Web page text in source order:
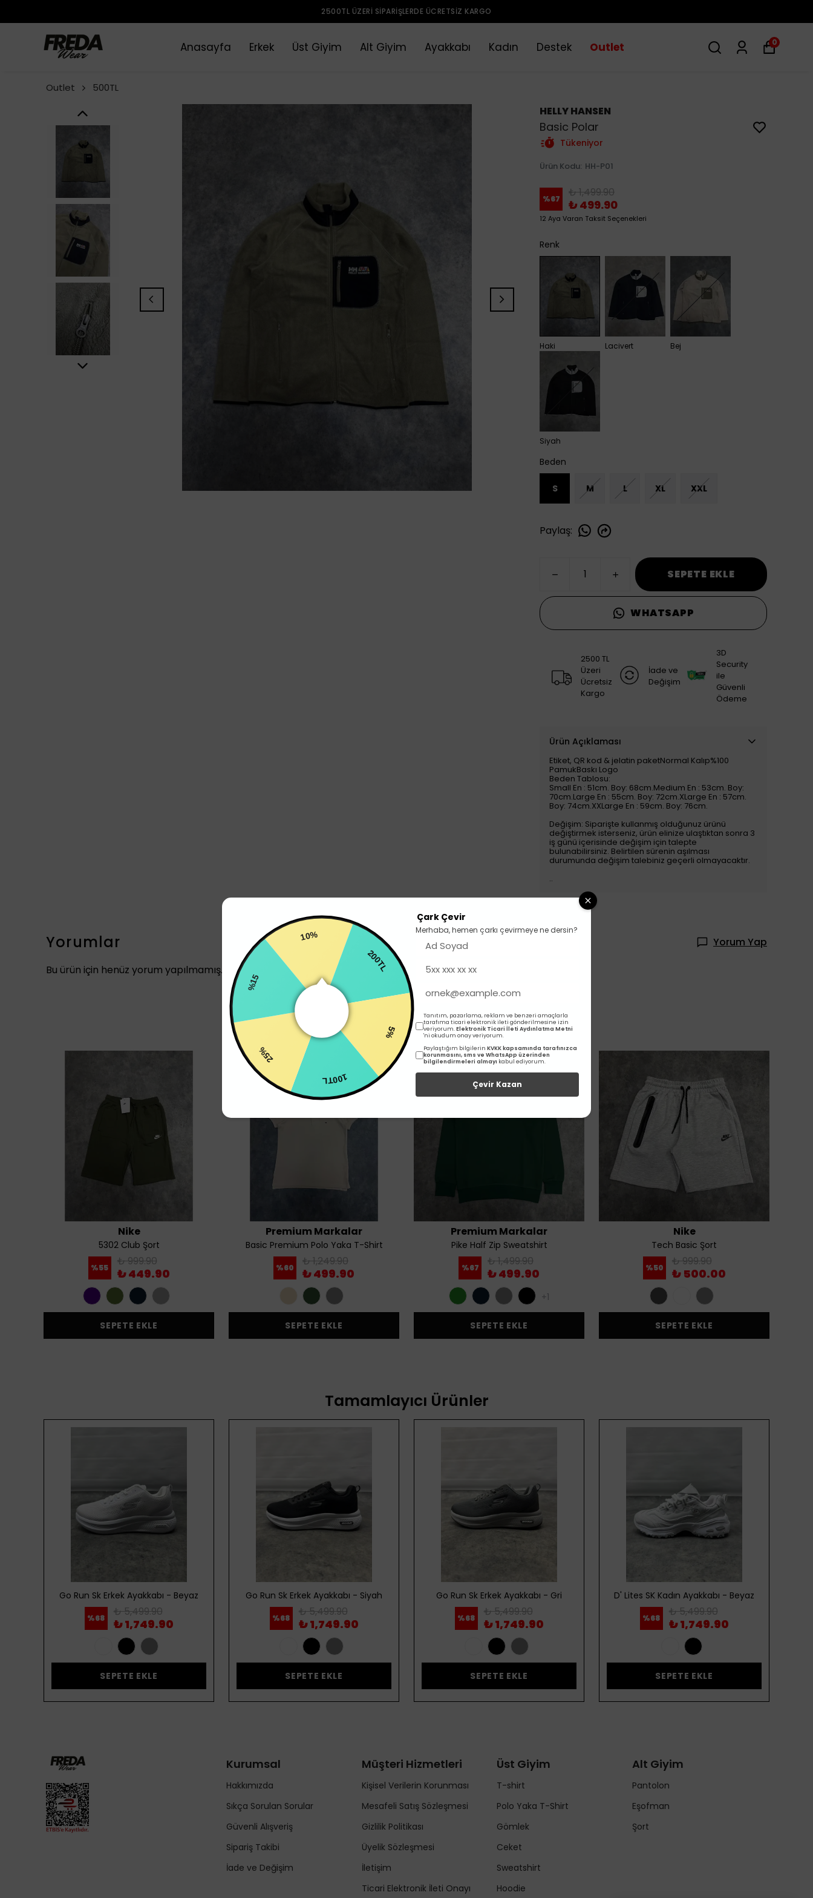
2500TL ÜZERI SIPARIŞLERDE ÜCRETSIZ KARGO
Anasayfa Erkek Üst Giyim Alt Giyim Ayakkabı Kadın Destek Outlet 0
Outlet 500TL
HELLY HANSEN
Basic Polar
Tükeniyor
Ürün Kodu: HH-P01
%67 ₺ 1,499.90
₺ 499.90
12 Aya Varan Taksit Seçenekleri
Renk
Haki Lacivert Bej
Siyah
Beden
S M L XL XXL
Paylaş:
SEPETE EKLE
WHATSAPP
2500 TL
Üzeri
Ücretsiz
Kargo
İade ve
Değişim
3D
Security
ile
Güvenli
Ödeme
Ürün Açıklaması
Etiket, QR kod & jelatin paketNormal Kalıp%100
PamukBaskı Logo
Beden Tablosu:
Small En : 51cm. Boy: 68cm.Medium En : 53cm. Boy:
70cm.Large En : 55cm. Boy: 72cm.XLarge En : 57cm.
Boy: 74cm.XXLarge En : 59cm. Boy: 76cm.
Değişim: Siparişte kullanmış olduğunuz ürünü
değiştirmek isterseniz, ürün elinize ulaştıktan sonra 3
iş günü içerisinde değişim için talepte
bulunabilirsiniz. Belirtilen sürenin aşılması
durumunda değişim talebiniz geçerli olmayacaktır.
..
Yorumlar
Yorum Yap
Bu ürün için henüz yorum yapılmamış.
İlgili Ürünler
Nike
5302 Club Şort
%55 ₺ 999.90
₺ 449.90
SEPETE EKLE
Premium Markalar
Basic Premium Polo Yaka T-Shirt
%60 ₺ 1,249.90
₺ 499.90
SEPETE EKLE
Premium Markalar
Pike Half Zip Sweatshirt
%67 ₺ 1,499.90
₺ 499.90
+1
SEPETE EKLE
Nike
Tech Basic Şort
%50 ₺ 999.90
₺ 500.00
SEPETE EKLE
Tamamlayıcı Ürünler
Go Run Sk Erkek Ayakkabı - Beyaz
%68 ₺ 5,499.90
₺ 1,749.90
SEPETE EKLE
Go Run Sk Erkek Ayakkabı - Siyah
%68 ₺ 5,499.90
₺ 1,749.90
SEPETE EKLE
Go Run Sk Erkek Ayakkabı - Gri
%68 ₺ 5,499.90
₺ 1,749.90
SEPETE EKLE
D' Lites SK Kadın Ayakkabı - Beyaz
%68 ₺ 5,499.90
₺ 1,749.90
SEPETE EKLE
Kurumsal
Hakkımızda
Sıkça Sorulan Sorular
Güvenli Alışveriş
Sipariş Takibi
İade ve Değişim
Müşteri Hizmetleri
Kişisel Verilerin Korunması
Mesafeli Satış Sözleşmesi
Gizlilik Politikası
Üyelik Sözleşmesi
İletişim
Ticari Elektronik İleti Onayı
Üst Giyim
T-shirt
Polo Yaka T-Shirt
Gömlek
Ceket
Sweatshirt
Hoodie
Alt Giyim
Pantolon
Eşofman
Şort
200TL
100TL
Çark Çevir
Merhaba, hemen çarkı çevirmeye ne dersin?
Tanıtım, pazarlama, reklam ve benzeri amaçlarla
tarafıma ticari elektronik ileti gönderilmesine izin
veriyorum.Elektronik Ticari İleti Aydınlatma Metni
'ni okudum onay veriyorum.
Paylaştığım bilgilerin KVKK kapsamında tarafınızca
korunmasını, sms ve WhatsApp üzerinden
bilgilendirmeleri almayı kabul ediyorum.
Çevir Kazan